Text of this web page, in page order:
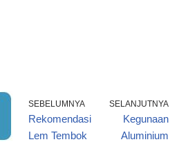
SEBELUMNYA
Rekomendasi
Lem Tembok
SELANJUTNYA
Kegunaan
Aluminium